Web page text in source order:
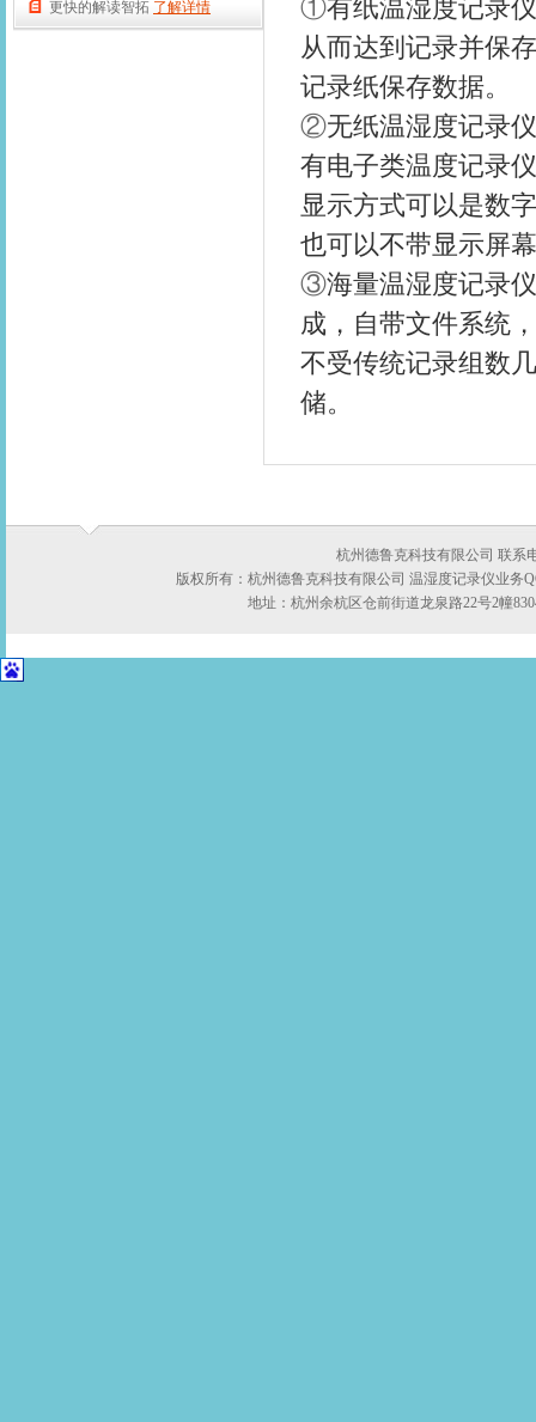
更快的解读智拓 了解详情
①有纸温湿度记录
从而达到记录并保
记录纸保存数据。
②无纸温湿度记录
有电子类温度记录
显示方式可以是数
也可以不带显示屏
③海量温湿度记录
成，自带文件系统
不受传统记录组数
储。
杭州德鲁克科技有限公司 联系
版权所有：杭州德鲁克科技有限公司 温湿度记录仪业务
地址：杭州余杭区仓前街道龙泉路22号2幢